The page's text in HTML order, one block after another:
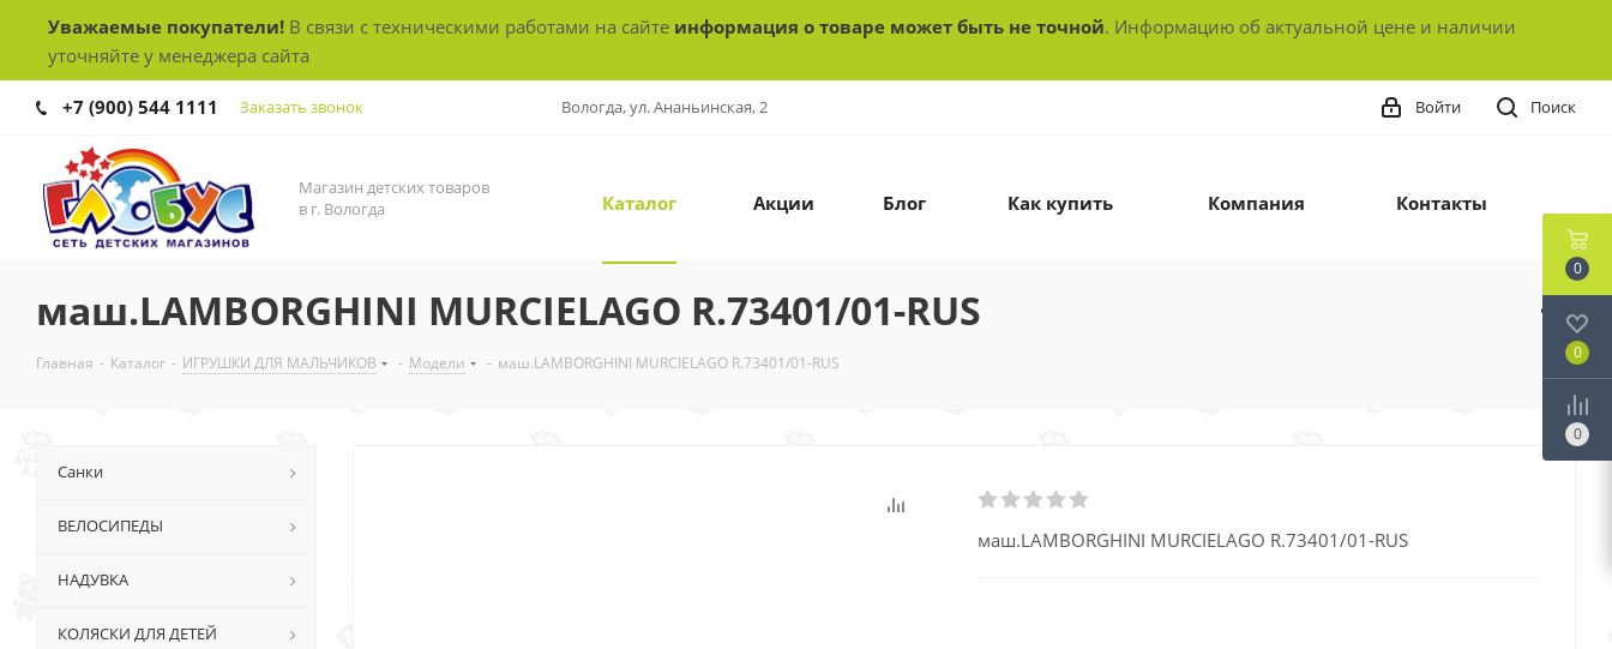
Уважаемые покупатели! В связи с техническими работами на сайте информация о товаре может быть не точной. Информацию об актуальной цене и наличии
уточняйте у менеджера сайта
+7 (900) 544 1111 Заказать звонок Вологда, ул. Ананьинская, 2 Поиск
Войти
Магазин детских товаров
в г. Вологда
Каталог Акции Блог Как купить Компания Контакты
маш.LAMBORGHINI MURCIELAGO R.73401/01-RUS
Главная - Каталог - ИГРУШКИ ДЛЯ МАЛЬЧИКОВ - Модели - маш.LAMBORGHINI MURCIELAGO R.73401/01-RUS
маш.LAMBORGHINI MURCIELAGO R.73401/01-RUS
Санки
ВЕЛОСИПЕДЫ
НАДУВКА
КОЛЯСКИ ДЛЯ ДЕТЕЙ
0
0
0